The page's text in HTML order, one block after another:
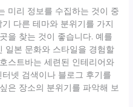
미리 정보를 수집하는 것이 중
다른 테마와 분위기를 가지
을 찾는 것이 좋습니다. 예를
일본 문화와 스타일을 경험할
스트바는 세련된 인테리어와
넷 검색이나 블로그 후기를
은 장소의 분위기를 파악해 보